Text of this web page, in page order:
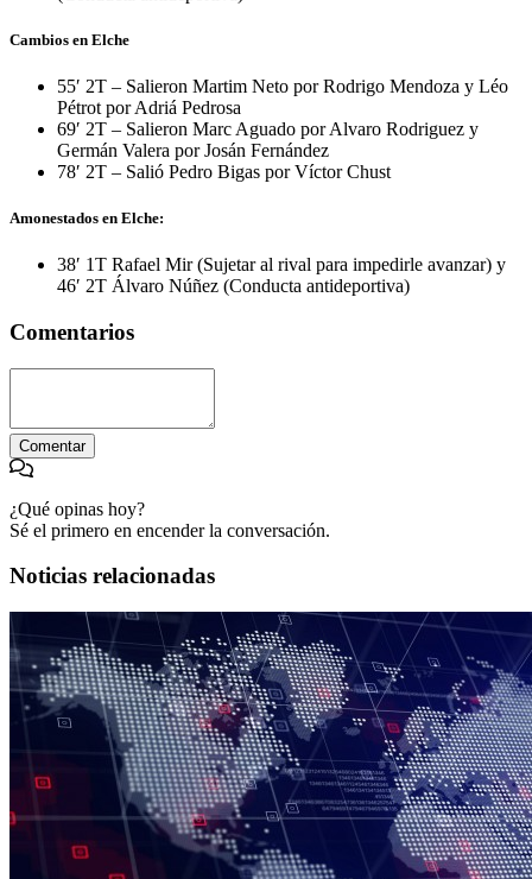
Cambios en Elche
55′ 2T – Salieron Martim Neto por Rodrigo Mendoza y Léo
Pétrot por Adriá Pedrosa
69′ 2T – Salieron Marc Aguado por Alvaro Rodriguez y
Germán Valera por Josán Fernández
78′ 2T – Salió Pedro Bigas por Víctor Chust
Amonestados en Elche:
38′ 1T Rafael Mir (Sujetar al rival para impedirle avanzar) y
46′ 2T Álvaro Núñez (Conducta antideportiva)
Comentarios
Comentar
¿Qué opinas hoy?
Sé el primero en encender la conversación.
Noticias relacionadas